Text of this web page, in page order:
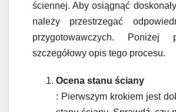
ściennej. Aby osiągnąć
należy przestrzegać
przygotowawczych. Poniżej
szczegółowy opis tego procesu.
Ocena stanu ściany
: Pierwszym krokiem jest